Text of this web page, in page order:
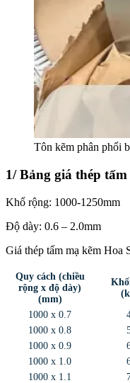
Tôn kẽm phân phối
1/ Bảng giá thép
Khổ rộng: 1000-1250mm
Độ dày: 0.6 – 2.0mm
Giá thép tấm mạ kẽm
Quy cách (chiều
rộng x độ dày)
(mm)
1000 x 0.7
1000 x 0.8
1000 x 0.9
1000 x 1.0
1000 x 1.1